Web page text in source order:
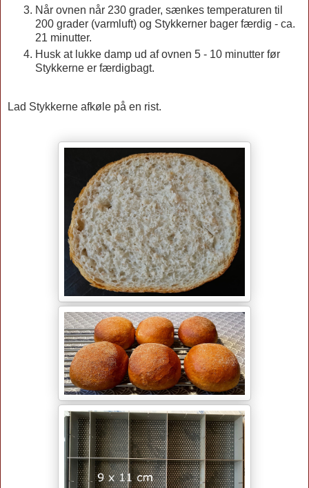
Når ovnen når 230 grader, sænkes temperaturen til
200 grader (varmluft) og Stykkerner bager færdig - ca.
21 minutter.
Husk at lukke damp ud af ovnen 5 - 10 minutter før
Stykkerne er færdigbagt.
Lad Stykkerne afkøle på en rist.